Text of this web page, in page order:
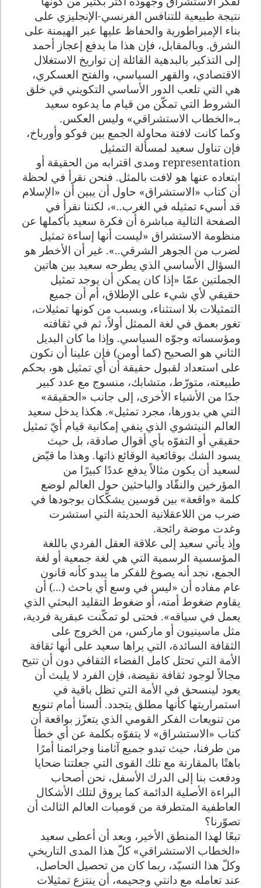
نتيجة طبيعية للتنافس الفرنسي-الإنجليزي على
بناء الإمبراطورية والحفاظ عليها عبر الهيمنة على
الشرق. وبالمقابل، فإن هذا ما يدفع إعجاز أحمد
إلى التذكير بالبدهية القائلة إن تواريخ الاستغلال
الاقتصادي، والقهر السياسي، والفتح العسكري،
هي التي تلعب الدور الأساسي التكويني في خلق
الشروط التي تمكّن من قيام ما يدعوه سعيد
بـ«الخطاب الاستشراقي» وليس العكس.
وكما كانت لافتة محاولة الجمع بين فوكو وأورباخ،
فإن تناول سعيد لمسألة التمثيل
representation ومدى اقترابه من الحقيقة أو
ابتعاده عنها هو لافت بالمثل. فنحن نقرأ في لحظة
أن كتاب «الاستشراق» حاول أن يبين أن «الإسلام
قد أسيء تمثيله في الغرب..»، لكننا نقرأ في
الصفحة التالية مباشرة أن فكرة سعيد بأكملها عن
منظومة الاستشراق «ليست أنها إساءة تمثيل
لضرب من الجوهر الشرقي..». غير أن الأخطر هو
السؤال الأساسي الذي يطرحه سعيد بين هاتين
الجملتين عمّا «إذا كان يمكن أن يوجد تمثيل
حقيقي لأي شيء على الإطلاق، أم أن جميع
التمثيلات بلا استثناء، وبسبب من كونها تمثيلات،
تغور بعمق في لغة الممثل أولاً، ثم في ثقافته
ومؤسساته وجوّه السياسي. وإذا ما كان البديل
الثاني هو الصحيح (كما أومن) فإن علينا أن نكون
على استعداد لقبول حقيقة أن أي تمثيل هو، بحكم
طبيعته، متورّط، متشابك، منسوج مع عدد كبير
جدًا من الأشياء الأخرى، إلى جانب «الحقيقة»
التي هي بدورها، مجرد تمثيل». هكذا يدخل سعيد
العالم النيتشوي الذي ينفي إمكانية قيام أيّ تمثيل
حقيقي أو التفوّه بأي أقوال صادقة، بل حيث
يسود الشك بوقائعية الوقائع ذاتها. وهذا ما قيّض
لسعيد أن يكون مثالاً يدفع عددًا كبيرًا من
المؤرخين والنقّاد والباحثين حول العالم لوضع
كلمة «واقعة» بين قوسين يشكّكان بوجودها في
ضرب من اللاعقلانية الحديثة التي استشرت
وغدت موضة رائجة.
وإذ يأتي سعيد إلى علاقة العقل الفردي باللغة
المؤسسية الرسمية التي هي لغة جمعية أو لغة
الجمع، نجد أنه يصوغ للفكر ما يبدو كأنه قانون
عام مفاده أن «ليس في وسع أي باحث (...) أن
يقاوم ضغوط أمته، أو ضغوط التقليد البحثي الذي
يعمل في سياقه». فحتى لو تمكّنت عبقرية فردية،
مثل ماسينيون أو ماركس، من الخروج على
الثقافة السائدة، التي يراها سعيد على أنها ثقافة
الأمة التي تحتل كامل الفضاء الثقافي دون أن تتيح
مجالاً لوجود ثقافة نقيضة، فإن الفرد لا يلبث أن
يعود لينسحق في الأمة التي تظل باقية في
استمراريتها كأنها مطلق يتجدد. ألسنا أمام تنويع
من تنويعات الفكر القومي الذي يتعزّز بواقعة أن
كتاب «الاستشراق» لا يتفوّه بكلمة عن أي خطأ
من طرفنا، حيث تبدو جميع آثامنا وجرائمنا أمرًا
باهتًا بالمقارنة مع تلك القوى التي جعلتنا ضحايا
ودفعت بنا إلى الدرك الأسفل، نحن أصحاب
البراءة الأصلية الدائمة كما يروق لتلك الأشكال
العاطفية المتطرفة من قوميات العالم الثالث أن
تصوّرنا؟
تبعًا لهذا المنطق الأخير، وبعد أن أعطى سعيد
«الخطاب الاستشراقي» كلّ هذا المدى التاريخي
وكلّ هذا التسيّد، ربما كان من تحصيل الحاصل،
عند تعامله مع دانتي وجحيمه، أن ينتزع تمثيلات